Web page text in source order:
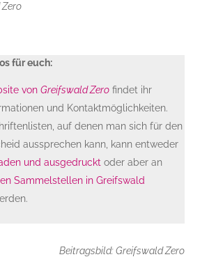
für euch:
von Greifswald Zerofindet ihr
und Kontaktmöglichkeiten.
auf denen man sich für den
aussprechen kann, kann entweder
und ausgedruckt oder aber an
Sammelstellen in Greifswald
Beitragsbild: Greifswald Zero